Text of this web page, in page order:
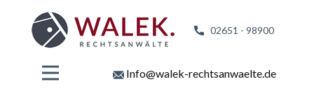
02651 - 98900
Info@walek-rechtsanwaelte.de